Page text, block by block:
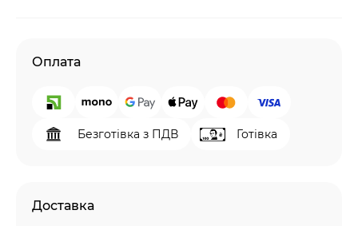
Оплата
Безготівка з ПДВ Готівка
Доставка